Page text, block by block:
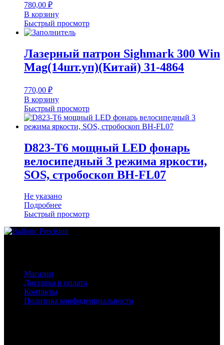
780,00 ₽
В корзину
Быстрый просмотр
Лазерный патрон Sighmark 300 Win
Mag(14шт.уп)(Китай) 31-4864
770,00 ₽
В корзину
Быстрый просмотр
D823-T6 мощный LED фонарь
велосипедный 3 режима яркости,
SOS, стробоскоп BH-FL07
Не указано
Подробнее
Быстрый просмотр
Магазин
Доставка и оплата
Контакты
Политика конфиденциальности